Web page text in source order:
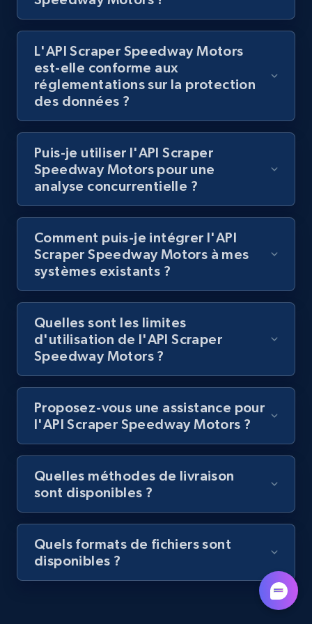
Lazada - Products
URL, Title, Rating, Reviews, Initial price, Final
price, Currency, Stock, and more.
992+ 165+ Essai gratuit
Lazada - Products - Discover products by
keyword
URL, Title, Rating, Reviews, Initial price, Final
price, Currency, Stock, and more.
Lazada - Products - Discover products by
URL, Title, Rating, Reviews, Initial price, Final
price, Currency, Stock, and more.
992+ 165+ Essai gratuit
Lazada - Products - Discover products by
seller URL
URL, Title, Rating, Reviews, Initial price, Final
price, Currency, Stock, and more.
L'API Scraper Speedway Motors
est-elle conforme aux
réglementations sur la protection
des données ?
Puis-je utiliser l'API Scraper
Speedway Motors pour une
analyse concurrentielle ?
Comment puis-je intégrer l'API
Scraper Speedway Motors à mes
systèmes existants ?
Quelles sont les limites
d'utilisation de l'API Scraper
Speedway Motors ?
Proposez-vous une assistance pour
l'API Scraper Speedway Motors ?
Quelles méthodes de livraison
sont disponibles ?
Quels formats de fichiers sont
disponibles ?